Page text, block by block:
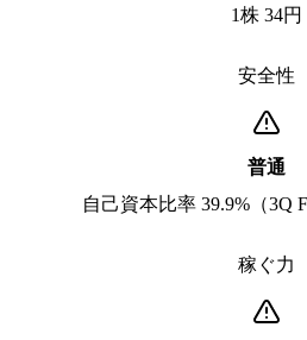
1株 34円
安全性
普通
自己資本比率 39.9%（3Q
稼ぐ力